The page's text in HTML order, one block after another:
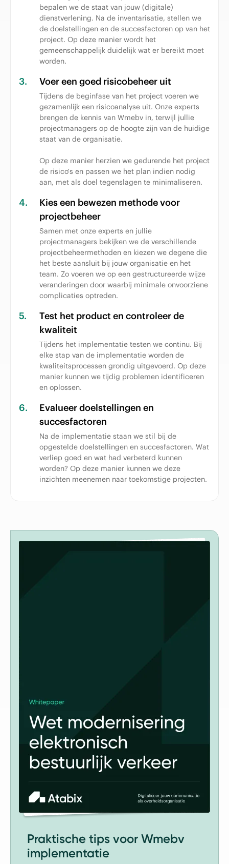
bepalen we de staat van jouw (digitale)
dienstverlening. Na de inventarisatie, stellen we
de doelstellingen en de succesfactoren op van het
project. Op deze manier wordt het
gemeenschappelijk duidelijk wat er bereikt moet
worden.
3. Voer een goed risicobeheer uit
Tijdens de beginfase van het project voeren we
gezamenlijk een risicoanalyse uit. Onze experts
brengen de kennis van Wmebv in, terwijl jullie
projectmanagers op de hoogte zijn van de huidige
staat van de organisatie.
Op deze manier herzien we gedurende het project
de risico's en passen we het plan indien nodig
aan, met als doel tegenslagen te minimaliseren.
4.
Kies een bewezen methode voor
projectbeheer
Samen met onze experts en jullie
projectmanagers bekijken we de verschillende
projectbeheermethoden en kiezen we degene die
het beste aansluit bij jouw organisatie en het
team. Zo voeren we op een gestructureerde wijze
veranderingen door waarbij minimale onvoorziene
complicaties optreden.
5.
Test het product en controleer de
kwaliteit
Tijdens het implementatie testen we continu. Bij
elke stap van de implementatie worden de
kwaliteitsprocessen grondig uitgevoerd. Op deze
manier kunnen we tijdig problemen identificeren
en oplossen.
6.
Evalueer doelstellingen en
succesfactoren
Na de implementatie staan we stil bij de
opgestelde doelstellingen en succesfactoren. Wat
verliep goed en wat had verbeterd kunnen
worden? Op deze manier kunnen we deze
inzichten meenemen naar toekomstige projecten.
Praktische tips voor Wmebv
implementatie